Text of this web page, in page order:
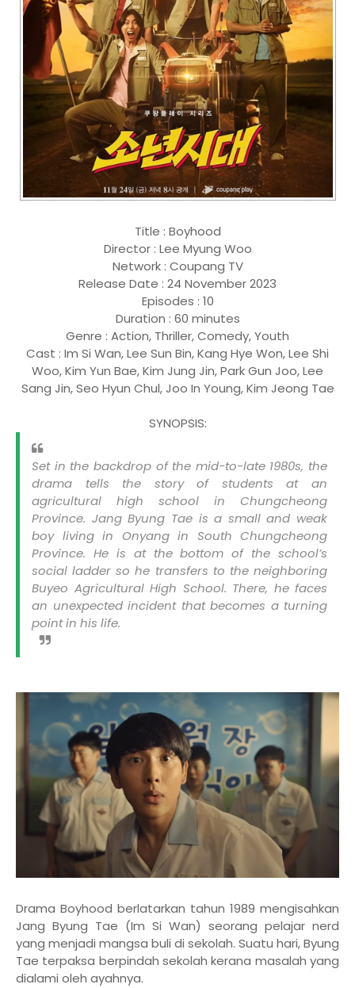
Title : Boyhood
Director : Lee Myung Woo
Network : Coupang TV
Release Date : 24 November 2023
Episodes : 10
Duration : 60 minutes
Genre : Action, Thriller, Comedy, Youth
Cast : Im Si Wan, Lee Sun Bin, Kang Hye Won, Lee Shi
Woo, Kim Yun Bae, Kim Jung Jin, Park Gun Joo, Lee
Sang Jin, Seo Hyun Chul, Joo In Young, Kim Jeong Tae
SYNOPSIS:
Set in the backdrop of the mid-to-late 1980s, the
drama tells the story of students at an
agricultural high school in Chungcheong
Province. Jang Byung Tae is a small and weak
boy living in Onyang in South Chungcheong
Province. He is at the bottom of the school’s
social ladder so he transfers to the neighboring
Buyeo Agricultural High School. There, he faces
an unexpected incident that becomes a turning
point in his life.
Drama Boyhood berlatarkan tahun 1989 mengisahkan
Jang Byung Tae (Im Si Wan) seorang pelajar nerd
yang menjadi mangsa buli di sekolah. Suatu hari, Byung
Tae terpaksa berpindah sekolah kerana masalah yang
dialami oleh ayahnya.